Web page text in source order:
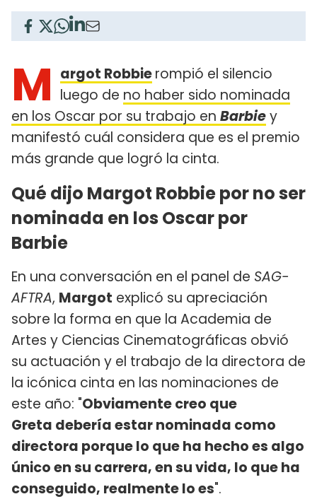
M argot Robbierompió el silencio
luego de no haber sido nominada
en los Oscar por su trabajo en Barbiey
manifestó cuál considera que es el premio
más grande que logró la cinta.
Qué dijo Margot Robbie por no ser
nominada en los Oscar por
Barbie
En una conversación en el panel de SAG-
AFTRA, Margot explicó su apreciación
sobre la forma en que la Academia de
Artes y Ciencias Cinematográficas obvió
su actuación y el trabajo de la directora de
la icónica cinta en las nominaciones de
este año: "Obviamente creo que
Greta debería estar nominada como
directora porque lo que ha hecho es algo
único en su carrera, en su vida, lo que ha
conseguido, realmente lo es".